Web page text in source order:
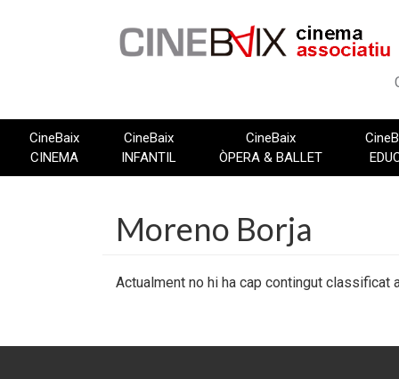
CineBaix
CINEMA
CineBaix
INFANTIL
CineBaix
ÒPERA & BALLET
Moreno Borja
Actualment no hi ha cap contingut classificat